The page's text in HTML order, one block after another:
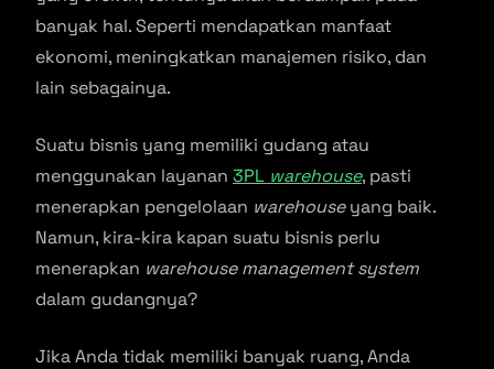
banyak hal. Seperti mendapatkan manfaat
ekonomi, meningkatkan manajemen risiko, dan
lain sebagainya.
Suatu bisnis yang memiliki gudang atau
menggunakan layanan 3PL warehouse, pasti
menerapkan pengelolaan warehouseyang baik.
Namun, kira-kira kapan suatu bisnis perlu
menerapkan warehouse management system
dalam gudangnya?
Jika Anda tidak memiliki banyak ruang, Anda